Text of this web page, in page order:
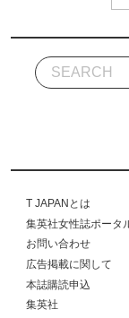
T JAPANとは
集英社女性誌ポータ
お問い合わせ
広告掲載に関して
本誌購読申込
集英社